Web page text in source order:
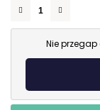
Nie przegap